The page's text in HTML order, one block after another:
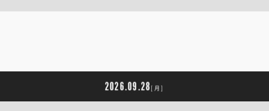
2026.09.28 [月]